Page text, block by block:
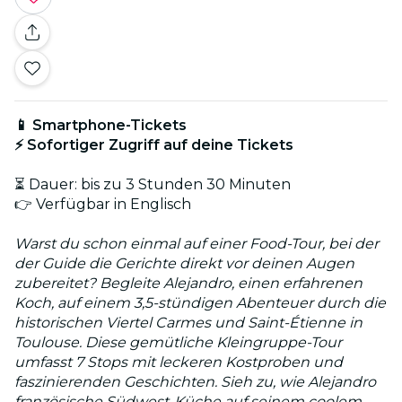
📱 Smartphone-Tickets
⚡ Sofortiger Zugriff auf deine Tickets
⏳ Dauer: bis zu 3 Stunden 30 Minuten
👉 Verfügbar in Englisch
Warst du schon einmal auf einer Food-Tour, bei der
der Guide die Gerichte direkt vor deinen Augen
zubereitet? Begleite Alejandro, einen erfahrenen
Koch, auf einem 3,5-stündigen Abenteuer durch die
historischen Viertel Carmes und Saint-Étienne in
Toulouse. Diese gemütliche Kleingruppe-Tour
umfasst 7 Stops mit leckeren Kostproben und
faszinierenden Geschichten. Sieh zu, wie Alejandro